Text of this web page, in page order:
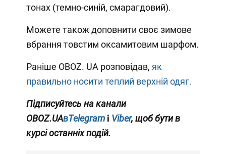
тонах (темно-синій, смарагдовий).
Можете також доповнити своє зимове
вбрання товстим оксамитовим шарфом.
Раніше OBOZ. UA розповідав, як
правильно носити теплий верхній одяг.
Підписуйтесь на канали
OBOZ.UAвTelegramі Viber, щоб бути в
курсі останніх подій.